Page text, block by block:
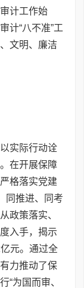
计工作始
计“八不准”工
文明、廉洁
实际行动诠
在开展保障
格落实党建
同推进、同考
政策落实、
入手，揭示
元。通过全
力推动了保
“为国而审、